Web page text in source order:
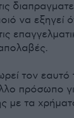
να εξηγεί
.
τον εαυτό
πρόσωπο
με τα